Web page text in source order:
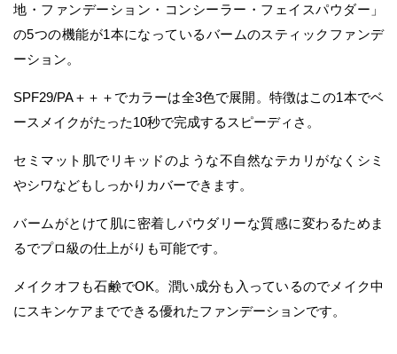
地・ファンデーション・コンシーラー・フェイスパウダー」
の5つの機能が1本になっているバームのスティックファンデ
ーション。
SPF29/PA＋＋＋でカラーは全3色で展開。特徴はこの1本でベ
ースメイクがたった10秒で完成するスピーディさ。
セミマット肌でリキッドのような不自然なテカリがなくシミ
やシワなどもしっかりカバーできます。
バームがとけて肌に密着しパウダリーな質感に変わるためま
るでプロ級の仕上がりも可能です。
メイクオフも石鹸でOK。潤い成分も入っているのでメイク中
にスキンケアまでできる優れたファンデーションです。